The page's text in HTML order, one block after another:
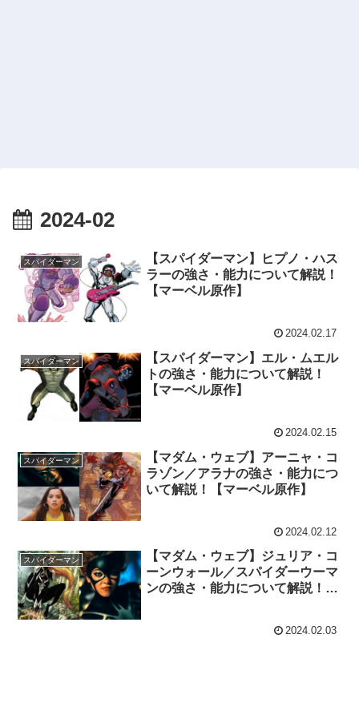
2024-02
スパイダーマン
【スパイダーマン】ヒプノ・ハス
ラーの強さ・能力について解説！
【マーベル原作】
2024.02.17
スパイダーマン
【スパイダーマン】エル・ムエル
トの強さ・能力について解説！
【マーベル原作】
2024.02.15
スパイダーマン
【マダム・ウェブ】アーニャ・コ
ラゾン／アラナの強さ・能力につ
いて解説！【マーベル原作】
2024.02.12
スパイダーマン
【マダム・ウェブ】ジュリア・コ
ーンウォール／スパイダーウーマ
ンの強さ・能力について解説！
2024.02.03